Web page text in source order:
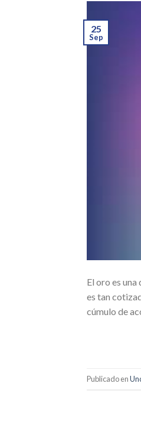
25
Sep
El oro es
es tan
cúmulo de
Publicado en